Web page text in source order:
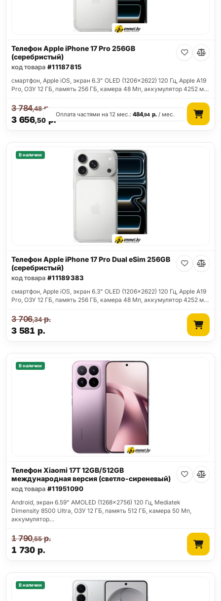
Телефон Apple iPhone 17 Pro 256GB
(серебристый)
код товара #11187815
смартфон, Apple iOS, экран 6.3" OLED (1206x2622) 120 Гц, Apple A19
Pro, ОЗУ 12 ГБ, память 256 ГБ, камера 48 Мп, аккумулятор 4252 м…
3 656,50 р.
3 784,48р.
Оплата частями на 12 мес.:484,94 р./ мес.
В наличии
Телефон Apple iPhone 17 Pro Dual eSim 256GB
(серебристый)
код товара #11189383
смартфон, Apple iOS, экран 6.3" OLED (1206x2622) 120 Гц, Apple A19
Pro, ОЗУ 12 ГБ, память 256 ГБ, камера 48 Мп, аккумулятор 4252 м…
3 581 р.
3 706,34р.
В наличии
Телефон Xiaomi 17T 12GB/512GB
международная версия (светло-сиреневый)
код товара #11951090
Android, экран 6.59" AMOLED (1268x2756) 120 Гц, Mediatek
Dimensity 8500 Ultra, ОЗУ 12 ГБ, память 512 ГБ, камера 50 Мп,
аккумулятор…
1 730 р.
1 790,55р.
В наличии